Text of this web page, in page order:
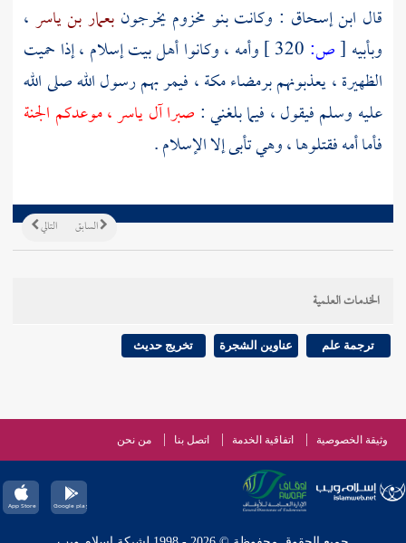
قال ابن إسحاق : وكانتبنو مخزوم يخرجون بعمار بن ياسر ،
وبأبيه [ص:
وأمه ، وكانوا أهل بيت إسلام ، إذا حميت
الظهيرة ، يعذبونهم برمضاءمكة، فيمر بهم رسول الله صلى الله
عليه وسلم فيقول ، فيما بلغني : صبرا آل ياسر ، موعدكم الجنة
فأما أمه فقتلوها ، وهي تأبى إلا الإسلام .
التالي السابق
الخدمات العلمية
ترجمة علم عناوين الشجرة تخريج حديث
وثيقة الخصوصية اتفاقية الخدمة اتصل بنا من نحن